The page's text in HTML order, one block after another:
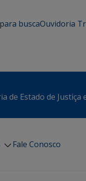
buscaOuvidoria
de Estado de Justiça
Fale Conosco